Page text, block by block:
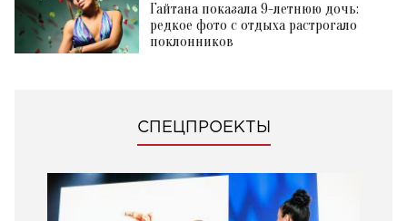
Гайтана показала 9-летнюю дочь:
редкое фото с отдыха растрогало
поклонников
СПЕЦПРОЕКТЫ